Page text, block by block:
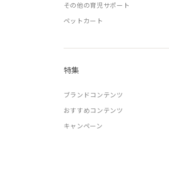
その他の育児サポート
ペットカート
特集
ブランドコンテンツ
おすすめコンテンツ
キャンペーン